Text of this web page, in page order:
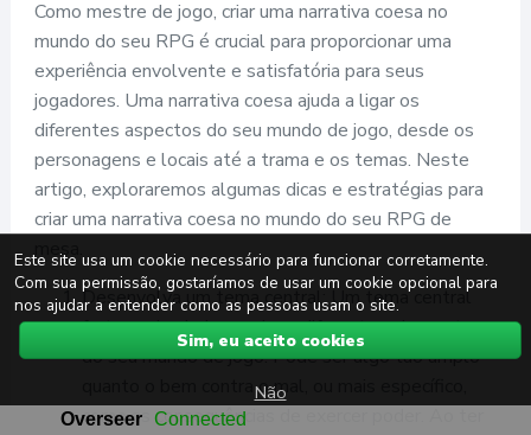
Como mestre de jogo, criar uma narrativa coesa no
mundo do seu RPG é crucial para proporcionar uma
experiência envolvente e satisfatória para seus
jogadores. Uma narrativa coesa ajuda a ligar os
diferentes aspectos do seu mundo de jogo, desde os
personagens e locais até a trama e os temas. Neste
artigo, exploraremos algumas dicas e estratégias para
criar uma narrativa coesa no mundo do seu RPG de
mesa.
Desenvolva um tema central: Um tema central
forte pode ajudar a unir os diferentes elementos
do seu mundo de jogo. Pode ser algo tão amplo
quanto o bem contra o mal, ou mais específico,
como as consequências de exercer poder. Ao ter
Este site usa um cookie necessário para funcionar corretamente.
Com sua permissão, gostaríamos de usar um cookie opcional para
nos ajudar a entender como as pessoas usam o site.
Sim, eu aceito cookies
Não